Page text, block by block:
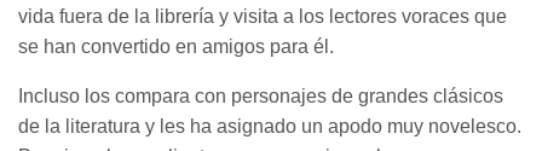
vida fuera de la librería y visita a los lectores voraces que
se han convertido en amigos para él.
Incluso los compara con personajes de grandes clásicos
de la literatura y les ha asignado un apodo muy novelesco.